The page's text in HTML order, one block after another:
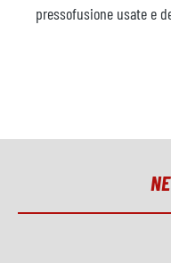
pressofusione usate e